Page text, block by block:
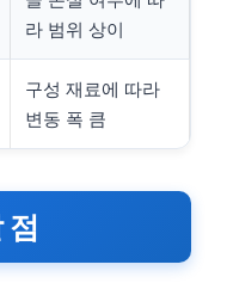
라 범위 상이
구성 재료에 따라
변동 폭 큼
점